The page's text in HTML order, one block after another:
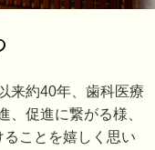
来約40年、歯科医療
、促進に繋がる様、
ことを嬉しく思い